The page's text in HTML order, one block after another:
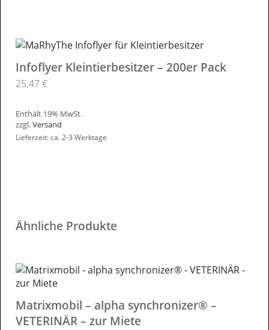
Infoflyer Kleintierbesitzer – 200er Pack
25,47€
Enthält 19% MwSt.
zzgl.Versand
Lieferzeit: ca. 2-3 Werktage
Ähnliche Produkte
Matrixmobil – alpha synchronizer® –
VETERINÄR – zur Miete